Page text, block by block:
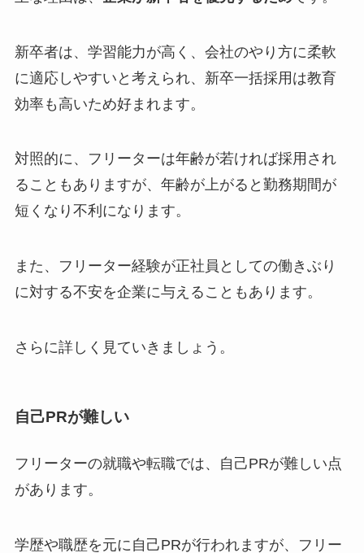
新卒者は、学習能力が高く、会社のやり方に柔軟
に適応しやすいと考えられ、新卒一括採用は教育
効率も高いため好まれます。
対照的に、フリーターは年齢が若ければ採用され
ることもありますが、年齢が上がると勤務期間が
短くなり不利になります。
また、フリーター経験が正社員としての働きぶり
に対する不安を企業に与えることもあります。
さらに詳しく見ていきましょう。
自己PRが難しい
フリーターの就職や転職では、自己PRが難しい点
があります。
学歴や職歴を元に自己PRが行われますが、フリー